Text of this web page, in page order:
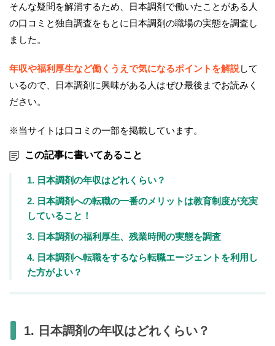
そんな疑問を解消するため、日本調剤で働いたことがある人
の口コミと独自調査をもとに日本調剤の職場の実態を調査し
ました。
年収や福利厚生など働くうえで気になるポイントを解説して
いるので、日本調剤に興味がある人はぜひ最後までお読みく
ださい。
※当サイトは口コミの一部を掲載しています。
この記事に書いてあること
1. 日本調剤の年収はどれくらい？
2. 日本調剤への転職の一番のメリットは教育制度が充実
していること！
3. 日本調剤の福利厚生、残業時間の実態を調査
4. 日本調剤へ転職をするなら転職エージェントを利用し
た方がよい？
1. 日本調剤の年収はどれくらい？